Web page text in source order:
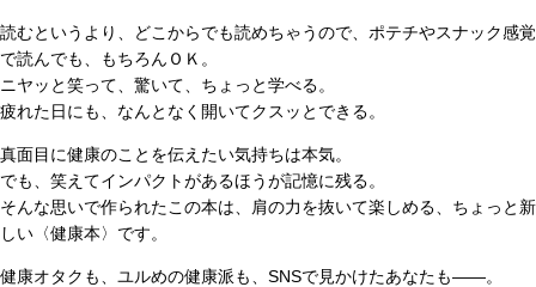
読むというより、どこからでも読めちゃうので、ポテチやスナック感覚
で読んでも、もちろんＯＫ。
ニヤッと笑って、驚いて、ちょっと学べる。
疲れた日にも、なんとなく開いてクスッとできる。
真面目に健康のことを伝えたい気持ちは本気。
でも、笑えてインパクトがあるほうが記憶に残る。
そんな思いで作られたこの本は、肩の力を抜いて楽しめる、ちょっと新
しい〈健康本〉です。
健康オタクも、ユルめの健康派も、SNSで見かけたあなたも――。